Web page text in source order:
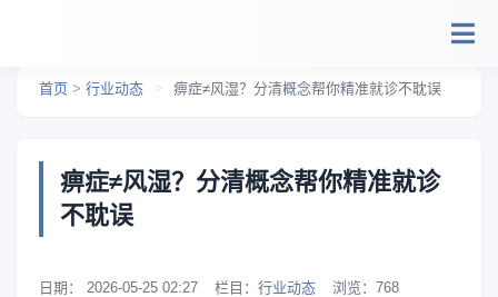
首页 > 行业动态 > 痹症≠风湿？分清概念帮你精准就诊不耽误
痹症≠风湿？分清概念帮你精准就诊
不耽误
日期： 2026-05-25 02:27 栏目： 行业动态 浏览： 768